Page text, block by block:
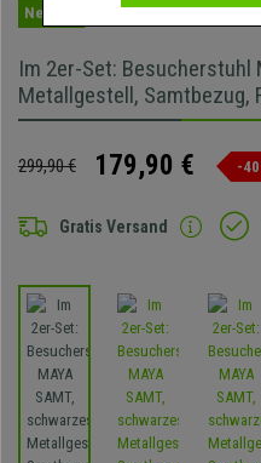
Neuheit
Im 2er-Set: Besucherstuhl
Metallgestell, Samtbezug,
299,90 € 179,90 € -
Gratis Versand